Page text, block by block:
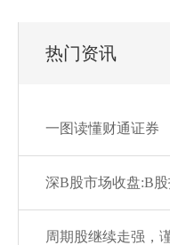
热门资讯
一图读懂财通证券
周期股继续走强，